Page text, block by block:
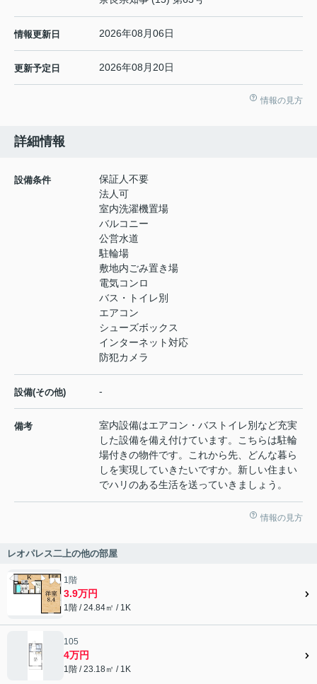
情報更新日 2026年08月06日
更新予定日 2026年08月20日
情報の見方
詳細情報
設備条件
保証人不要
法人可
室内洗濯機置場
バルコニー
公営水道
駐輪場
敷地内ごみ置き場
電気コンロ
バス・トイレ別
エアコン
シューズボックス
インターネット対応
防犯カメラ
設備(その他) -
備考
室内設備はエアコン・バストイレ別など充実
した設備を備え付けています。こちらは駐輪
場付きの物件です。これから先、どんな暮ら
しを実現していきたいですか。新しい住まい
でハリのある生活を送っていきましょう。
情報の見方
レオパレス二上の他の部屋
1階
3.9万円
1階 / 24.84㎡ / 1K
105
4万円
1階 / 23.18㎡ / 1K